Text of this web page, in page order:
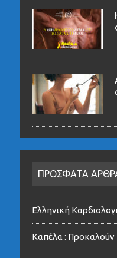
ΠΡΟΣΦΑΤΑ
Ελληνική
Καπέλα : Προκαλούν